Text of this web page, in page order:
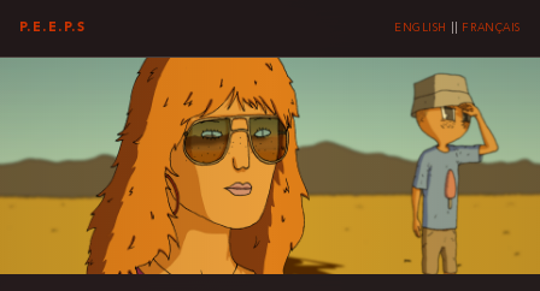
P.E.E.P.S ENGLISH FRANÇAIS